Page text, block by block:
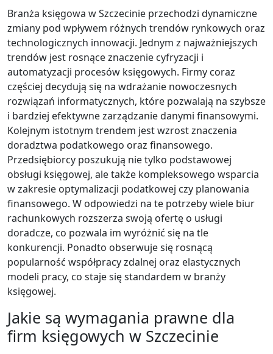
Branża księgowa w Szczecinie przechodzi dynamiczne
zmiany pod wpływem różnych trendów rynkowych oraz
technologicznych innowacji. Jednym z najważniejszych
trendów jest rosnące znaczenie cyfryzacji i
automatyzacji procesów księgowych. Firmy coraz
częściej decydują się na wdrażanie nowoczesnych
rozwiązań informatycznych, które pozwalają na szybsze
i bardziej efektywne zarządzanie danymi finansowymi.
Kolejnym istotnym trendem jest wzrost znaczenia
doradztwa podatkowego oraz finansowego.
Przedsiębiorcy poszukują nie tylko podstawowej
obsługi księgowej, ale także kompleksowego wsparcia
w zakresie optymalizacji podatkowej czy planowania
finansowego. W odpowiedzi na te potrzeby wiele biur
rachunkowych rozszerza swoją ofertę o usługi
doradcze, co pozwala im wyróżnić się na tle
konkurencji. Ponadto obserwuje się rosnącą
popularność współpracy zdalnej oraz elastycznych
modeli pracy, co staje się standardem w branży
księgowej.
Jakie są wymagania prawne dla
firm księgowych w Szczecinie